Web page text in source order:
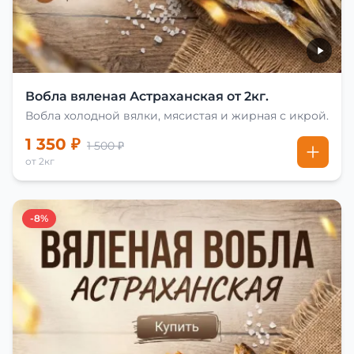
Вобла вяленая Астраханская от 2кг.
Вобла холодной вялки, мясистая и жирная с икрой.
1 350 ₽ 1 500 ₽
от 2кг
-8%